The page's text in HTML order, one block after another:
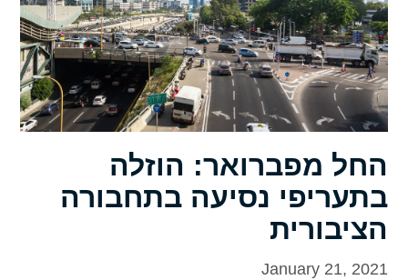
החל מפברואר: הוזלה
בתעריפי נסיעה בתחבורה
הציבורית
January 21, 2021